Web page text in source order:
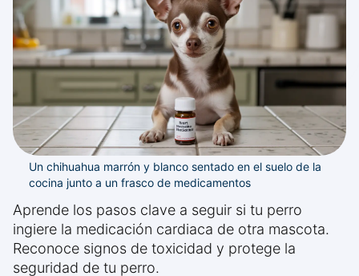
Un chihuahua marrón y blanco sentado en el suelo de la
cocina junto a un frasco de medicamentos
Aprende los pasos clave a seguir si tu perro
ingiere la medicación cardiaca de otra mascota.
Reconoce signos de toxicidad y protege la
seguridad de tu perro.